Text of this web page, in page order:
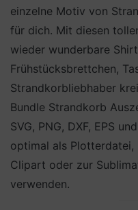
einzelne Motiv von
für dich. Mit diesen
wieder wunderbare
Frühstücksbrettchen,
Strandkorbliebhaber
Bundle Strandkorb
SVG, PNG, DXF, EPS
optimal als
Clipart oder zur
verwenden.